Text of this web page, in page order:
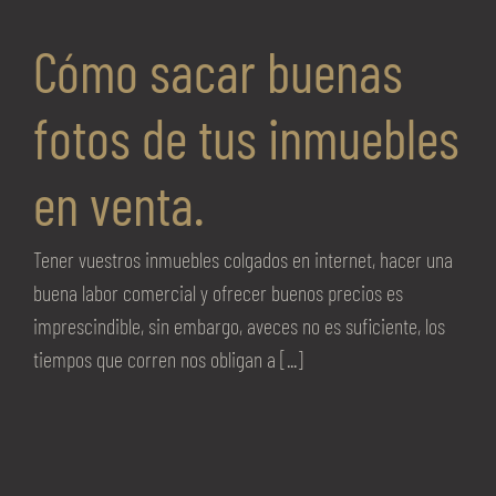
Cómo sacar buenas
fotos de tus inmuebles
en venta.
Tener vuestros inmuebles colgados en internet, hacer una
buena labor comercial y ofrecer buenos precios es
imprescindible, sin embargo, aveces no es suficiente, los
tiempos que corren nos obligan a [...]